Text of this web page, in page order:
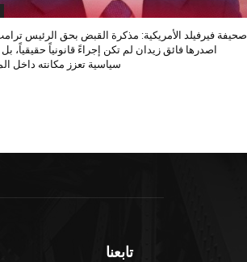
صحيفة فيرفيلد الأمريكية: مذكرة القبض بحق الرئيس
اصدرها فائق زيدان لم تكن إجراءً قانونياً حقيقياً،
سياسية تعزز مكانته داخل
تابعنا